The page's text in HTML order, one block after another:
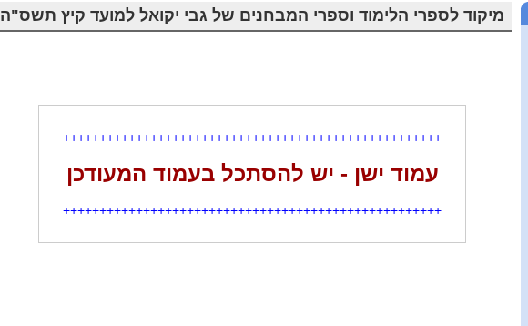
מיקוד לספרי הלימוד וספרי המבחנים של גבי יקואל למועד קיץ תשס"ה
++++++++++++++++++++++++++++++++++++++++++++++++++++
עמוד ישן - יש להסתכל בעמוד המעודכן
++++++++++++++++++++++++++++++++++++++++++++++++++++